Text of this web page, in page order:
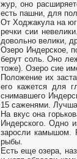
жур, оно
есть пашни, для
От Ходжакула на
речки сии
довольно велики,
Озеро Индерское,
берут соль. Оно
тоже). Озеро сие
Положение их
его кажется для
снимавшего
15 саженями.
На вкус она
Индерского. Одно
заросли камышом.
рыбы.
Есть еще озера,